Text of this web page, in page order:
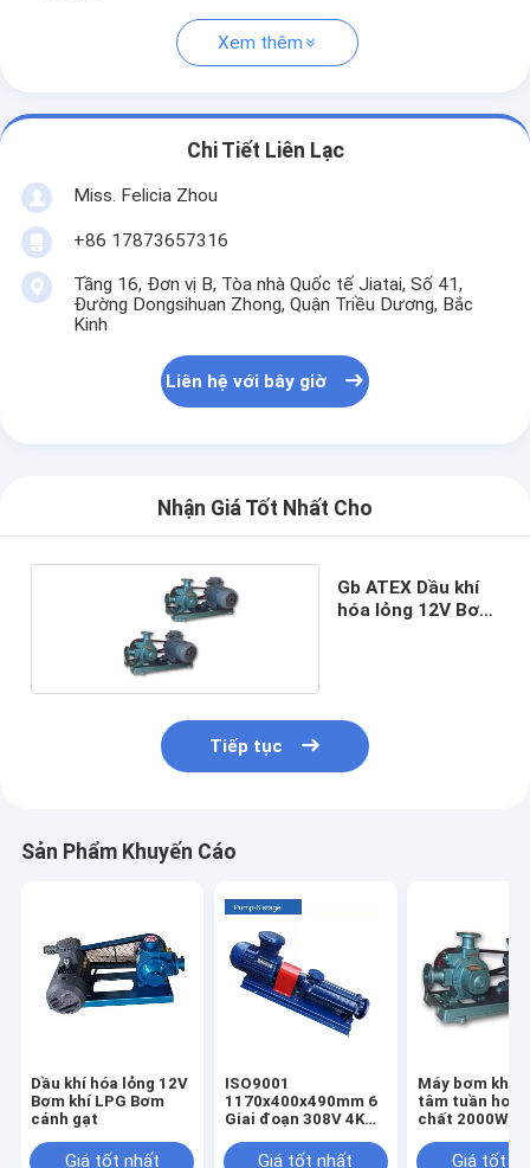
Xem thêm
Chi Tiết Liên Lạc
Miss. Felicia Zhou
+86 17873657316
Tầng 16, Đơn vị B, Tòa nhà Quốc tế Jiatai, Số 41,
Đường Dongsihuan Zhong, Quận Triều Dương, Bắc
Kinh
Liên hệ với bây giờ
Nhận Giá Tốt Nhất Cho
Gb ATEX Dầu khí
hóa lỏng 12V Bơm
Tiếp tục
Sản Phẩm Khuyến Cáo
Dầu khí hóa lỏng 12V
Bơm khí LPG Bơm
cánh gạt
Giá tốt nhất
ISO9001
1170x400x490mm 6
Giai đoạn 308V 4KW
Giá tốt nhất
Máy bơm khí
tâm tuần
chất 2000W
Giá tốt